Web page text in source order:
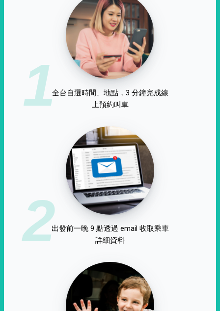
1全台自選時間、地點，3 分鐘完成線
上預約叫車
2出發前一晚 9 點透過 email 收取乘車
詳細資料